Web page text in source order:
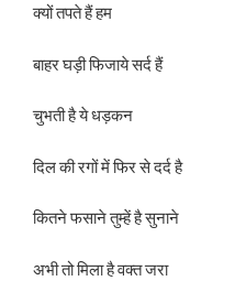
क्यों तपते हैं हम
बाहर घड़ी फिजाये सर्द हैं
चुभती है ये धड़कन
दिल की रगों में फिर से दर्द है
कितने फसाने तुम्हें है सुनाने
अभी तो मिला है वक्त जरा